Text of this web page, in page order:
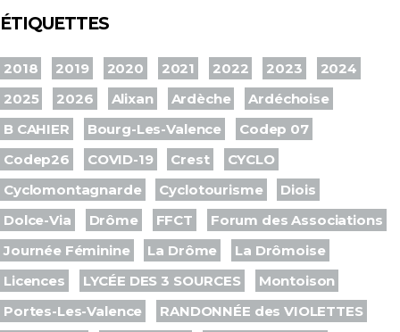
ÉTIQUETTES
2018 2019 2020 2021 2022 2023
2024
2025
2026 Alixan Ardèche
Ardéchoise
B CAHIER
Bourg-Les-Valence
Codep 07
Codep26
COVID-19 Crest
CYCLO
Cyclomontagnarde
Cyclotourisme
Diois
Dolce-Via
Drôme FFCT
Forum des Associations
Journée Féminine
La Drôme
La Drômoise
Licences
LYCÉE DES 3 SOURCES
Montoison
Portes-Les-Valence
RANDONNÉE des VIOLETTES